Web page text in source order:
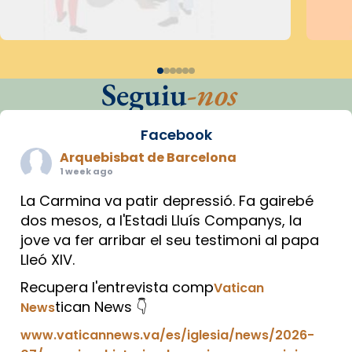
Seguiu-nos
Facebook
Arquebisbat de Barcelona
1 week ago
La Carmina va patir depressió. Fa gairebé
dos mesos, a l'Estadi Lluís Companys, la
jove va fer arribar el seu testimoni al papa
Lleó XIV.
Recupera l'entrevista compVatican
Newstican News 👇
www.vaticannews.va/es/iglesia/news/2026-